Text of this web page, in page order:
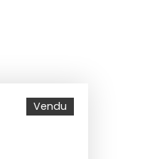
Vendu